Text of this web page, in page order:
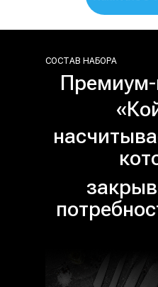
Премиум-
СОСТАВ НАБОРА